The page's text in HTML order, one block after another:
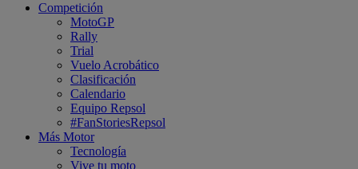
Competición
MotoGP
Rally
Trial
Vuelo Acrobático
Clasificación
Calendario
Equipo Repsol
#FanStoriesRepsol
Más Motor
Tecnología
Vive tu moto